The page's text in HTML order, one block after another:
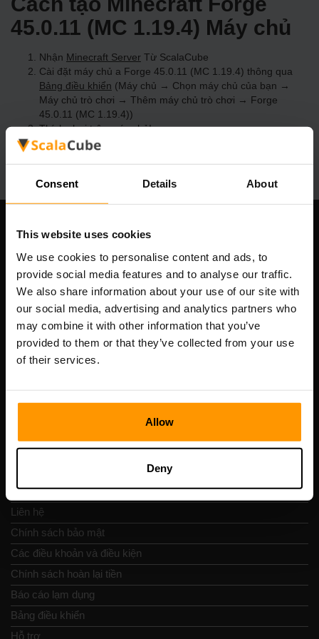
Consent Details About
This website uses cookies
We use cookies to personalise content and ads, to
provide social media features and to analyse our traffic.
We also share information about your use of our site with
our social media, advertising and analytics partners who
may combine it with other information that you’ve
provided to them or that they’ve collected from your use
of their services.
Allow
Deny
45.0.11 (MC 1.19.4) Máy chủ
Nhận Minecraft Server Từ ScalaCube
Cài đặt máy chủ a Forge 45.0.11 (MC 1.19.4) thông qua
Bảng điều khiển (Máy chủ → Chọn máy chủ của bạn →
Máy chủ trò chơi → Thêm máy chủ trò chơi → Forge
45.0.11 (MC 1.19.4))
Thích chơi trên máy chủ!
Công ty chúng tôi
Scalable Hosting Solutions OÜ
Số VAT: EE102133820
Địa chỉ: Harju maakond, Tallinn, Kesklinna linnaosa,
Vesivärava tn 50-201, 10152
Nav nhanh chóng
Đánh giá
Liên hệ
Chính sách bảo mật
Các điều khoản và điều kiện
Chính sách hoàn lại tiền
Báo cáo lạm dụng
Bảng điều khiển
Hỗ trợ